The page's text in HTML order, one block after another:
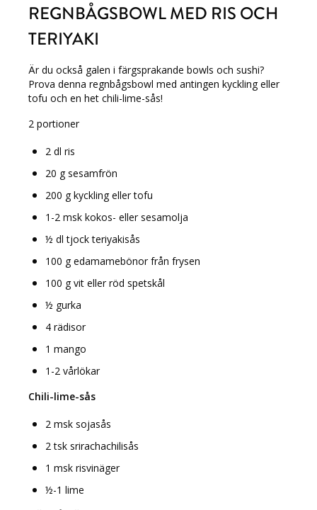
REGNBÅGSBOWL MED RIS OCH
TERIYAKI
Är du också galen i färgsprakande bowls och sushi?
Prova denna regnbågsbowl med antingen kyckling eller
tofu och en het chili-lime-sås!
2 portioner
2 dl ris
20 g sesamfrön
200 g kyckling eller tofu
1-2 msk kokos- eller sesamolja
½ dl tjock teriyakisås
100 g edamamebönor från frysen
100 g vit eller röd spetskål
½ gurka
4 rädisor
1 mango
1-2 vårlökar
Chili-lime-sås
2 msk sojasås
2 tsk srirachachilisås
1 msk risvinäger
½-1 lime